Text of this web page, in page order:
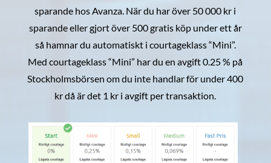
sparande hos Avanza. När du har över 50 000 kr i
sparande eller gjort över 500 gratis köp under ett år
så hamnar du automatiskt i courtageklass “Mini”.
Med courtageklass “Mini” har du en avgift 0.25 % på
Stockholmsbörsen om du inte handlar för under 400
kr då är det 1 kr i avgift per transaktion.